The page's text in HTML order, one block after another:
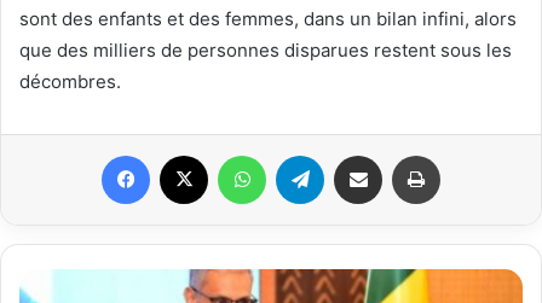
sont des enfants et des femmes, dans un bilan infini, alors
que des milliers de personnes disparues restent sous les
décombres.
Facebook WhatsAppTelegram Partager par email